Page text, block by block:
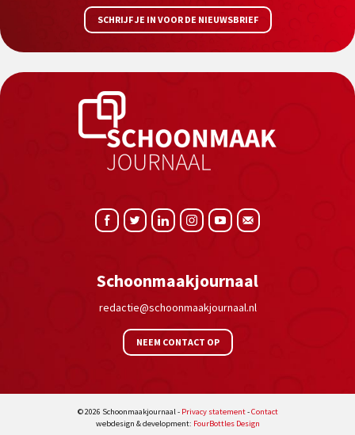
SCHRIJF JE IN VOOR DE NIEUWSBRIEF
Schoonmaakjournaal
redactie@schoonmaakjournaal.nl
NEEM CONTACT OP
© 2026 Schoonmaakjournaal - Privacy statement-Contact
webdesign & development: FourBottles Design